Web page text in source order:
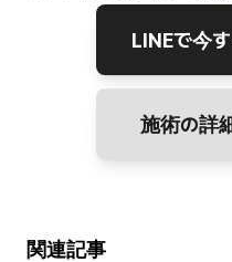
LINEで今
施術の詳
関連記事